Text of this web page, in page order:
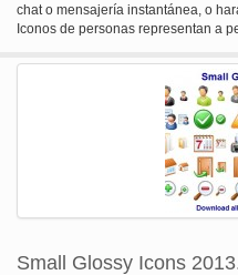
chat o mensajería instantánea, o
Iconos de personas representan a
propietarios de chats y foros se
ofreciendo a sus usuarios un
Small Glossy Icons